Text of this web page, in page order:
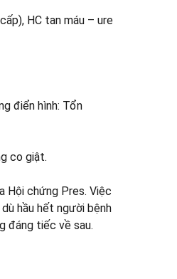
HC tan máu – ure
điển hình: Tổn
co giật.
Hội chứng Pres. Việc
hầu hết người bệnh
đáng tiếc về sau.